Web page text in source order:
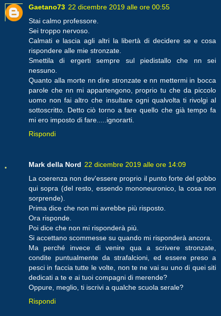
Gaetano73 22 dicembre 2019 alle ore 00:55
Stai calmo professore.
Sei troppo nervoso.
Calmati e lascia agli altri la libertà di decidere se e cosa
rispondere alle mie stronzate.
Smettila di ergerti sempre sul piedistallo che nn sei
nessuno.
Quanto alla morte nn dire stronzate e nn mettermi in bocca
parole che nn mi appartengono, proprio tu che da piccolo
uomo non fai altro che insultare ogni qualvolta ti rivolgi al
sottoscritto. Detto ciò torno a fare quello che già tempo fa
mi ero imposto di fare.....ignorarti.
Rispondi
Mark della Nord 22 dicembre 2019 alle ore 14:09
La coerenza non dev'essere proprio il punto forte del gobbo
qui sopra (del resto, essendo mononeuronico, la cosa non
sorprende).
Prima dice che non mi avrebbe più risposto.
Ora risponde.
Poi dice che non mi risponderà più.
Si accettano scommesse su quando mi risponderà ancora.
Ma perché invece di venire qua a scrivere stronzate,
condite puntualmente da strafalcioni, ed essere preso a
pesci in faccia tutte le volte, non te ne vai su uno di quei siti
dedicati a te e ai tuoi compagni di merende?
Oppure, meglio, ti iscrivi a qualche scuola serale?
Rispondi